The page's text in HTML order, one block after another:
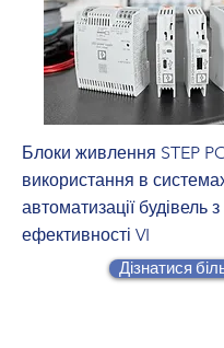
Блоки живлення STEP
використання в
автоматизації будівель
ефективності VI
Дізнатися